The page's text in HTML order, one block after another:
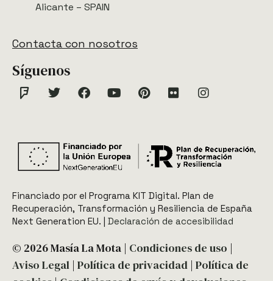
Alicante – SPAIN
Contacta con nosotros
Síguenos
Financiado por el Programa KIT Digital. Plan de
Recuperación, Transformación y Resiliencia de España
Next Generation EU.​​ | Declaración de accesibilidad
© 2026 Masía La Mota | Condiciones de uso |
Aviso Legal | Política de privacidad | Política de